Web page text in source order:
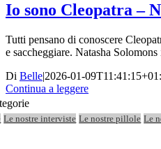
Io sono Cleopatra –
Tutti pensano di conoscere
e saccheggiare. Natasha
Di Belle|2026-01-
Continua a leggere
Le nostre interviste Le nostre pillole Le